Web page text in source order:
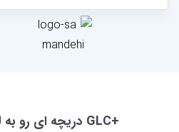
+GLC دریچه ای رو به لجستیک جهانی